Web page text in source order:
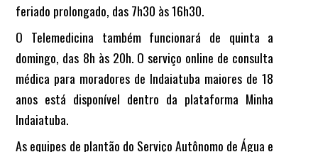
feriado prolongado, das 7h30 às 16h30.
O Telemedicina também funcionará de quinta a
domingo, das 8h às 20h. O serviço online de consulta
médica para moradores de Indaiatuba maiores de 18
anos está disponível dentro da plataforma Minha
Indaiatuba.
As equipes de plantão do Serviço Autônomo de Água e